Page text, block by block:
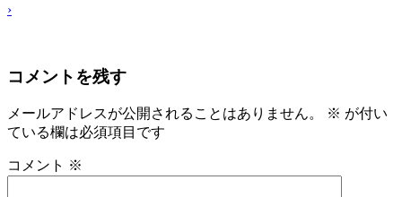
›
コメントを残す
メールアドレスが公開されることはありません。 ※ が付い
ている欄は必須項目です
コメント ※